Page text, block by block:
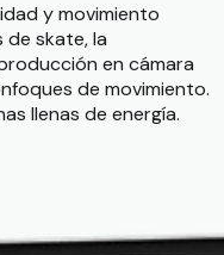
y movimiento
skate, la
en cámara
de movimiento.
llenas de energía.